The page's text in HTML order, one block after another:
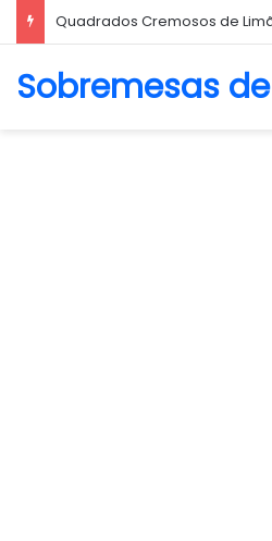
Biscoito Amanteigado
Sobremesas